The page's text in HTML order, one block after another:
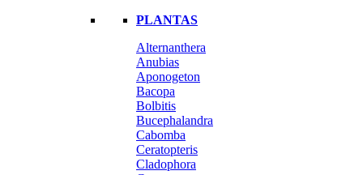
PLANTAS
Alternanthera
Anubias
Aponogeton
Bacopa
Bolbitis
Bucephalandra
Cabomba
Ceratopteris
Cladophora